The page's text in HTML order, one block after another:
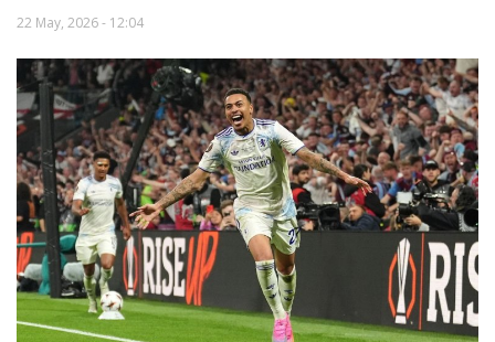
Dünya futbolu
Hadisə
Olimpiada
Layihə
Formula 1
İdman növləri
22 May, 2026 - 12:04